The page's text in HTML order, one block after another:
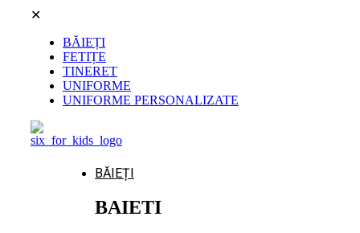
✕
BĂIEȚI
FETIȚE
TINERET
UNIFORME
UNIFORME PERSONALIZATE
BĂIEȚI
BAIETI